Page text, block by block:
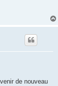
de nouveau